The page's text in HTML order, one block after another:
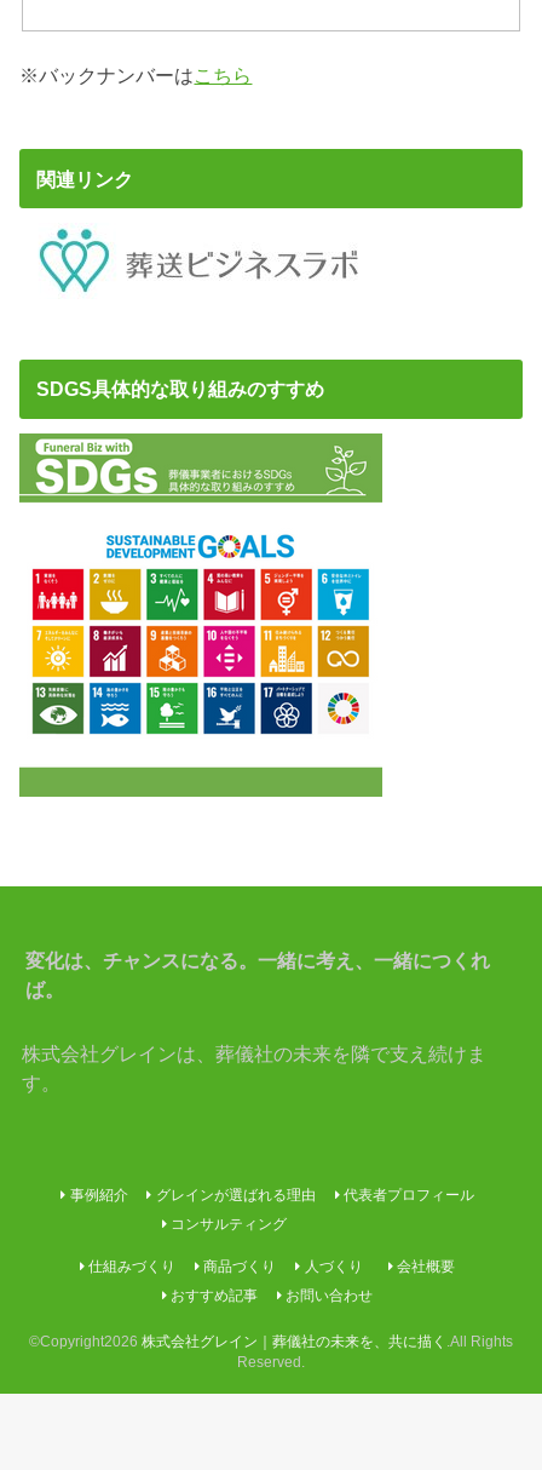
※バックナンバーはこちら
関連リンク
SDGS具体的な取り組みのすすめ
変化は、チャンスになる。一緒に考え、一緒につくれ
ば。
株式会社グレインは、葬儀社の未来を隣で支え続けま
す。
事例紹介 グレインが選ばれる理由
代表者プロフィール
コンサルティング
仕組みづくり 商品づくり 人づくり
会社概要
おすすめ記事
お問い合わせ
©Copyright2026 株式会社グレイン｜葬儀社の未来を、共に描く .All Rights
Reserved.